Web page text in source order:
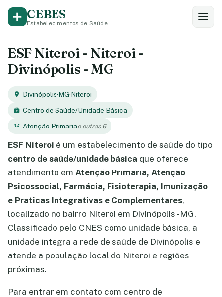
CEBES
Estabelecimentos de Saúde
ESF Niteroi - Niteroi -
Divinópolis - MG
Divinópolis·MG·Niteroi
Centro de Saúde/Unidade Básica
Atenção Primariae outras 6
ESF Niteroi é um estabelecimento de saúde do tipo
centro de saúde/unidade básica que oferece
atendimento em Atenção Primaria, Atenção
Psicossocial, Farmácia, Fisioterapia, Imunização
e Praticas Integrativas e Complementares,
localizado no bairro Niteroi em Divinópolis - MG.
Classificado pelo CNES como unidade básica, a
unidade integra a rede de saúde de Divinópolis e
atende a população local do Niteroi e regiões
próximas.
Para entrar em contato com centro de